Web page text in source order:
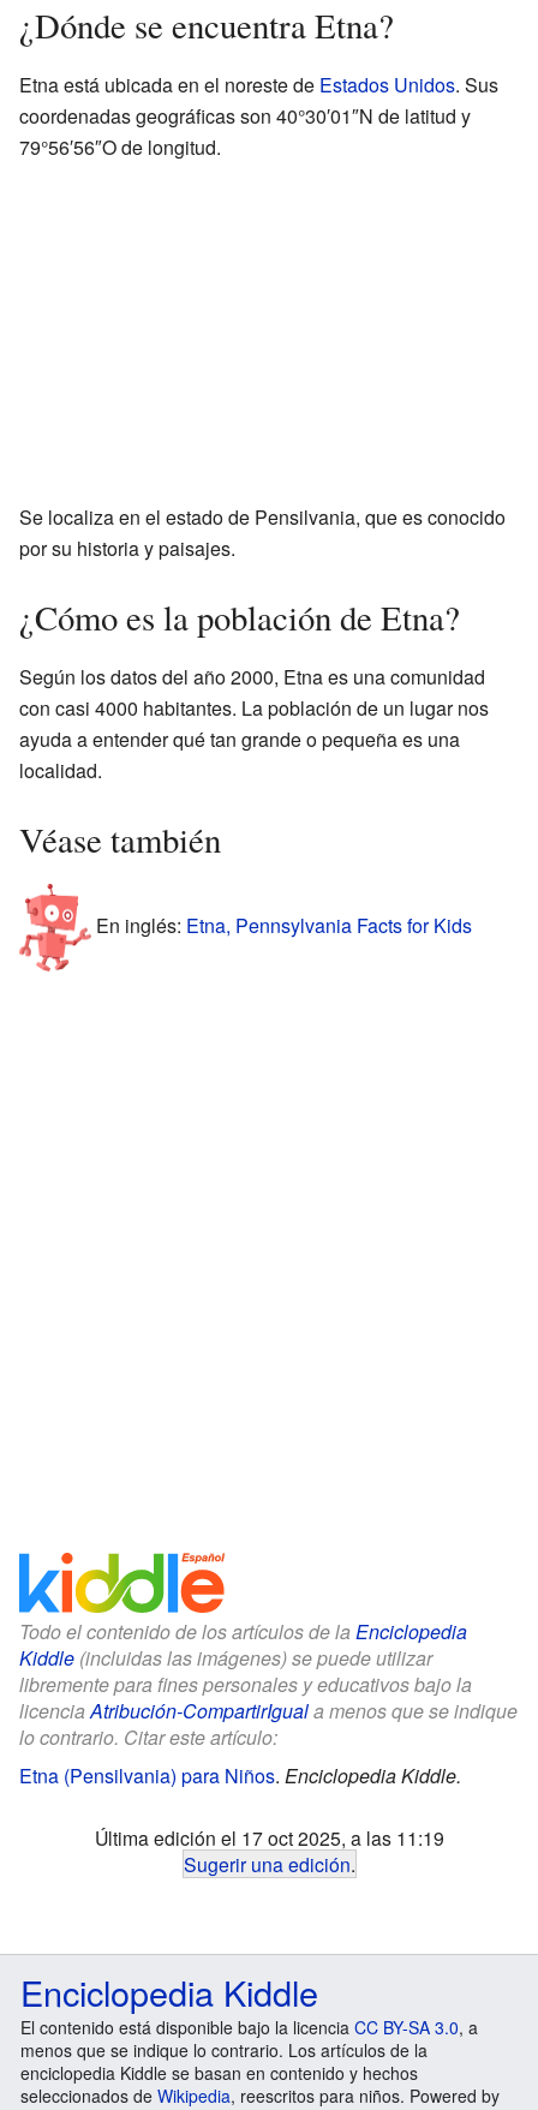
¿Dónde se encuentra Etna?
Etna está ubicada en el noreste de Estados Unidos. Sus
coordenadas geográficas son 40°30′01″N de latitud y
79°56′56″O de longitud.
Se localiza en el estado de Pensilvania, que es conocido
por su historia y paisajes.
¿Cómo es la población de Etna?
Según los datos del año 2000, Etna es una comunidad
con casi 4000 habitantes. La población de un lugar nos
ayuda a entender qué tan grande o pequeña es una
localidad.
Véase también
En inglés: Etna, Pennsylvania Facts for Kids
Todo el contenido de los artículos de la Enciclopedia
Kiddle (incluidas las imágenes) se puede utilizar
libremente para fines personales y educativos bajo la
licenciaAtribución-CompartirIguala menos que se indique
lo contrario. Citar este artículo:
Etna (Pensilvania) para Niños. Enciclopedia Kiddle.
Última edición el 17 oct 2025, a las 11:19
Sugerir una edición.
Enciclopedia Kiddle
El contenido está disponible bajo la licencia CC BY-SA 3.0, a
menos que se indique lo contrario. Los artículos de la
enciclopedia Kiddle se basan en contenido y hechos
seleccionados de Wikipedia, reescritos para niños. Powered by